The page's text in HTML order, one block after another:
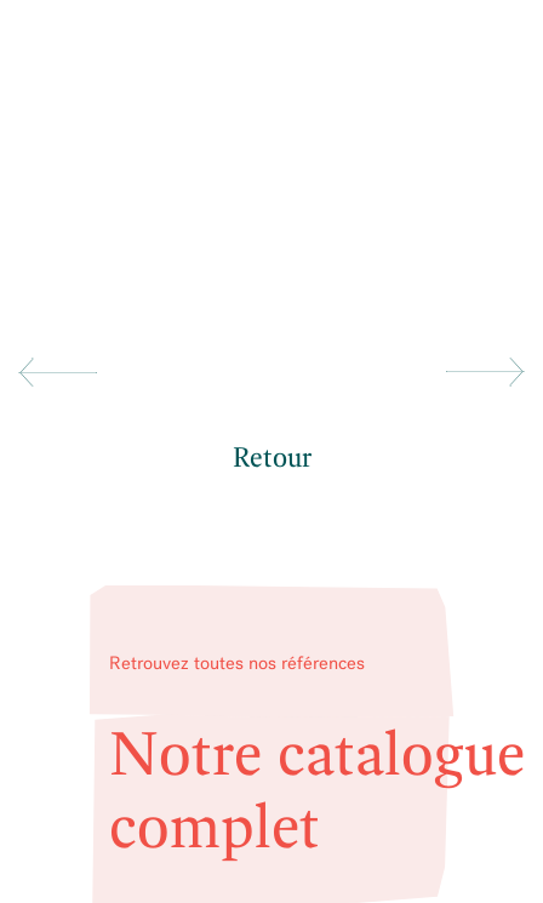
Retour
Retrouvez toutes nos références
Notre catalogue
complet